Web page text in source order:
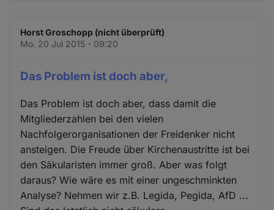
Horst Groschopp (nicht überprüft)
Mo. 20 Jul 2015 - 09:20
Das Problem ist doch aber,
Das Problem ist doch aber, dass damit die
Mitgliederzahlen bei den vielen
Nachfolgerorganisationen der Freidenker nicht
ansteigen. Die Freude über Kirchenaustritte ist bei
den Säkularisten immer groß. Aber was folgt
daraus? Wie wäre es mit einer ungeschminkten
Analyse? Nehmen wir z.B. Legida, Pegida, AfD ...